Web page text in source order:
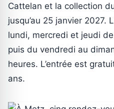
Cattelan et la collection
jusqu’au 25 janvier 2027.
lundi, mercredi et jeudi
puis du vendredi au
heures. L’entrée est
ans.